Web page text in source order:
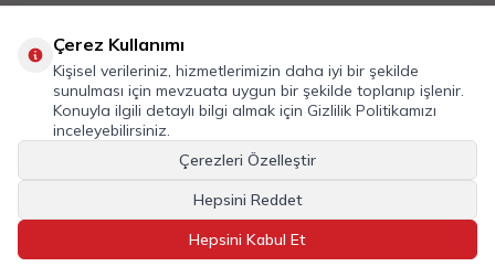
©2026Tüm Hakkı Saklıdır.Mobilcadde.com
T-SoftE-TicaretSistemleriyle Hazırlanmıştır.
Çerez Kullanımı
Kişisel verileriniz, hizmetlerimizin daha iyi bir şekilde
sunulması için mevzuata uygun bir şekilde toplanıp işlenir.
Konuyla ilgili detaylı bilgi almak için Gizlilik Politikamızı
inceleyebilirsiniz.
Çerezleri Özelleştir
Hepsini Reddet
Hepsini Kabul Et